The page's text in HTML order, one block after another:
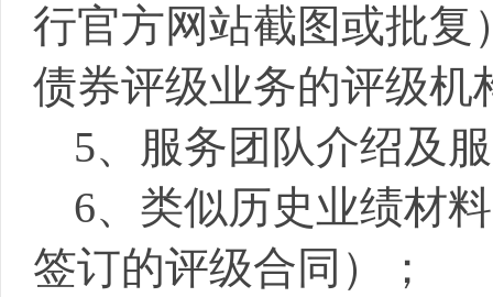
行官方网站截图或批复
债券评级业务的评级机
5、 服务团队介绍及
6、类似历史业绩材
签订的评级合同）；